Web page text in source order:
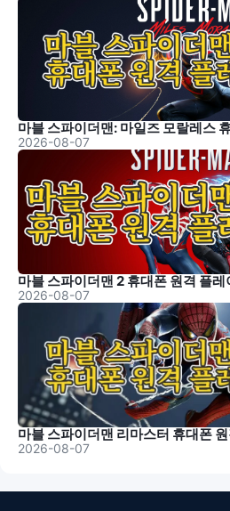
마블 스파이더맨: 마일즈 모랄레스
2026-08-07
마블 스파이더맨 2 휴대폰 원격 플레
2026-08-07
마블 스파이더맨 리마스터 휴대폰
2026-08-07